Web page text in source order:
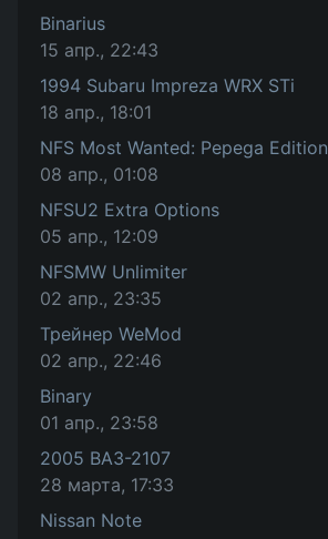
Binarius
15 апр., 22:43
1994 Subaru Impreza WRX STi
18 апр., 18:01
NFS Most Wanted: Pepega Edition
08 апр., 01:08
NFSU2 Extra Options
05 апр., 12:09
NFSMW Unlimiter
02 апр., 23:35
Трейнер WeMod
02 апр., 22:46
Binary
01 апр., 23:58
2005 ВАЗ-2107
28 марта, 17:33
Nissan Note